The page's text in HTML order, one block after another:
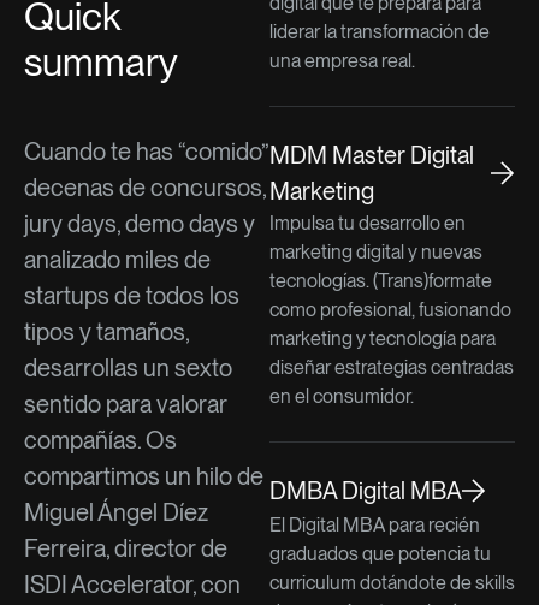
Quick
summary
Cuando te has “comido”
decenas de concursos,
jury days, demo days y
analizado miles de
startups de todos los
tipos y tamaños,
desarrollas un sexto
sentido para valorar
compañías. Os
compartimos un hilo de
Miguel Ángel Díez
Ferreira, director de
ISDI Accelerator, con
liderar la transformación de
una empresa real.
MDM Master Digital
Marketing
Impulsa tu desarrollo en
marketing digital y nuevas
tecnologías. (Trans)formate
como profesional, fusionando
marketing y tecnología para
diseñar estrategias centradas
en el consumidor.
DMBA Digital MBA
El Digital MBA para recién
graduados que potencia tu
curriculum dotándote de skills